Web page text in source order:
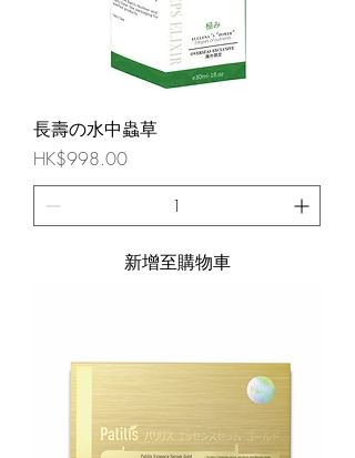
長壽の水中蟲草
價格
HK$998.00
新增至購物車